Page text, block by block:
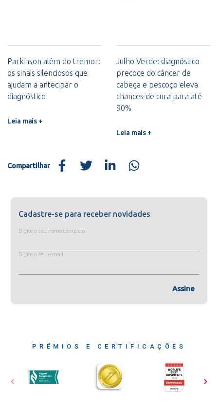
Parkinson além do tremor:
os sinais silenciosos que
ajudam a antecipar o
diagnóstico
Leia mais +
Julho Verde: diagnóstico
precoce do câncer de
cabeça e pescoço eleva
chances de cura para até
90%
Leia mais +
Compartilhar
Cadastre-se para receber novidades
Digite o seu nome completo
Digite o seu e-mail
Assine
PRÊMIOS E CERTIFICAÇÕES